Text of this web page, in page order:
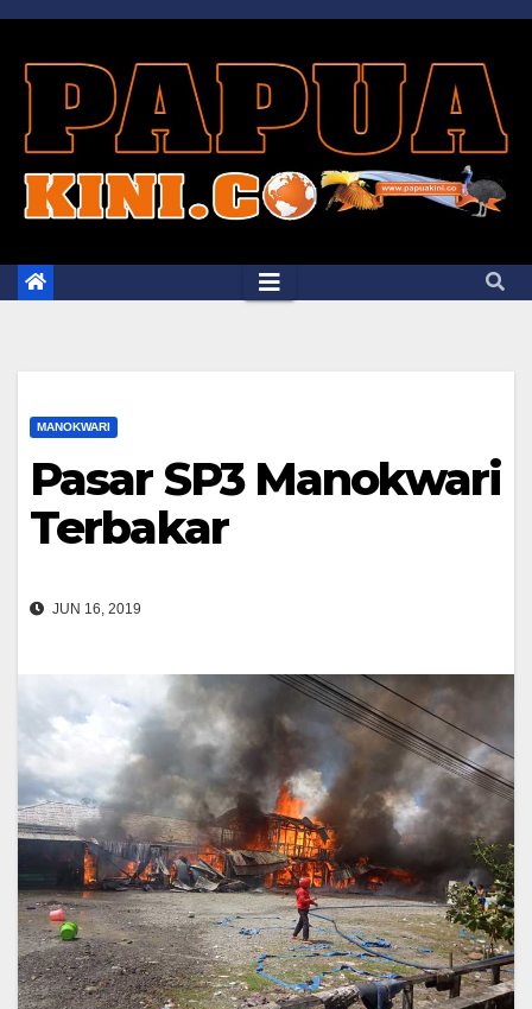
Skip
content
MANOKWARI
Pasar SP3 Manokwari
Terbakar
JUN 16, 2019